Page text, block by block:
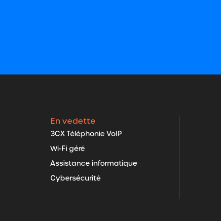
En vedette
3CX Téléphonie VoIP
Wi-Fi géré
Assistance informatique
Cybersécurité